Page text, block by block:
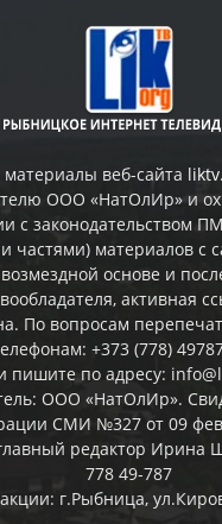
веб-сайта
ООО «НатОлИр» и
с законодательством
частями) материалов c
основе и
активная
По вопросам
+373 (778)
пишите по адресу:
ООО «НатОлИр».
СМИ №327 от 09
редактор Ирина
778 49-787
г.Рыбница,